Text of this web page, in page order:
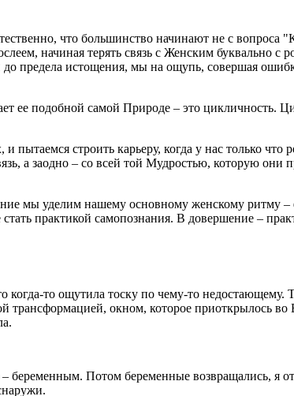
что большинство начинают не с вопроса
начиная терять связь с Женским буквально с
предела истощения, мы на ощупь, совершая
ее подобной самой Природе – это цикличность.
строить карьеру, когда у нас только что
а заодно – со всей той Мудростью, которую
мы уделим нашему основному женскому ритму
практикой самопознания. В довершение –
когда-то ощутила тоску по чему-то
окном, которое приоткрылось во
беременным. Потом беременные возвращались, я